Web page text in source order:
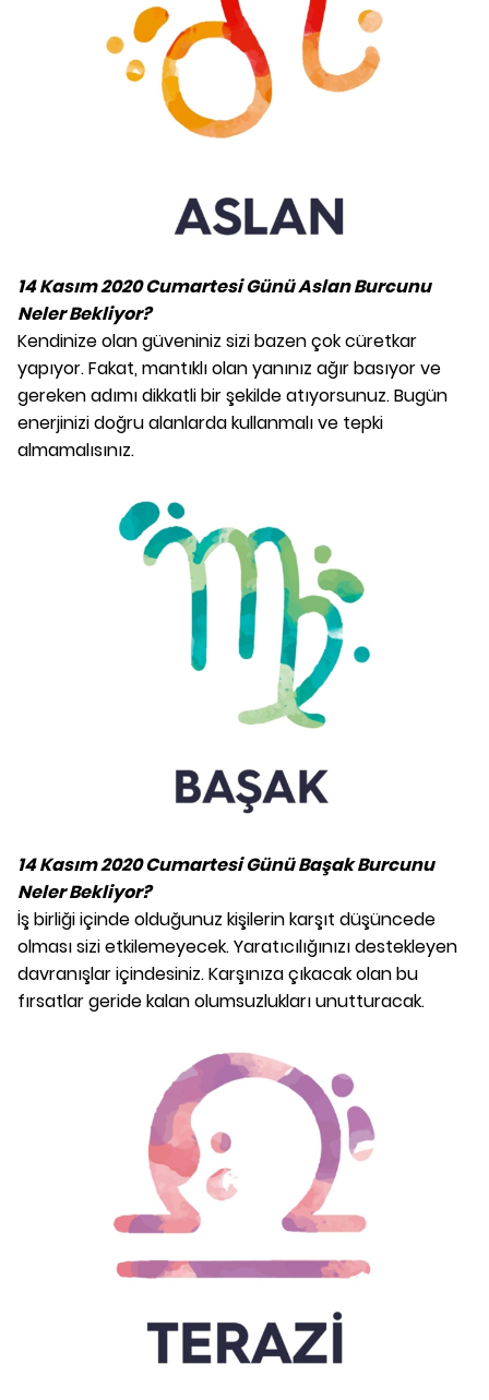
14 Kasım 2020 Cumartesi Günü Aslan Burcunu
Neler Bekliyor?
Kendinize olan güveniniz sizi bazen çok cüretkar
yapıyor. Fakat, mantıklı olan yanınız ağır basıyor ve
gereken adımı dikkatli bir şekilde atıyorsunuz. Bugün
enerjinizi doğru alanlarda kullanmalı ve tepki
almamalısınız.
14 Kasım 2020 Cumartesi Günü Başak Burcunu
Neler Bekliyor?
İş birliği içinde olduğunuz kişilerin karşıt düşüncede
olması sizi etkilemeyecek. Yaratıcılığınızı destekleyen
davranışlar içindesiniz. Karşınıza çıkacak olan bu
fırsatlar geride kalan olumsuzlukları unutturacak.